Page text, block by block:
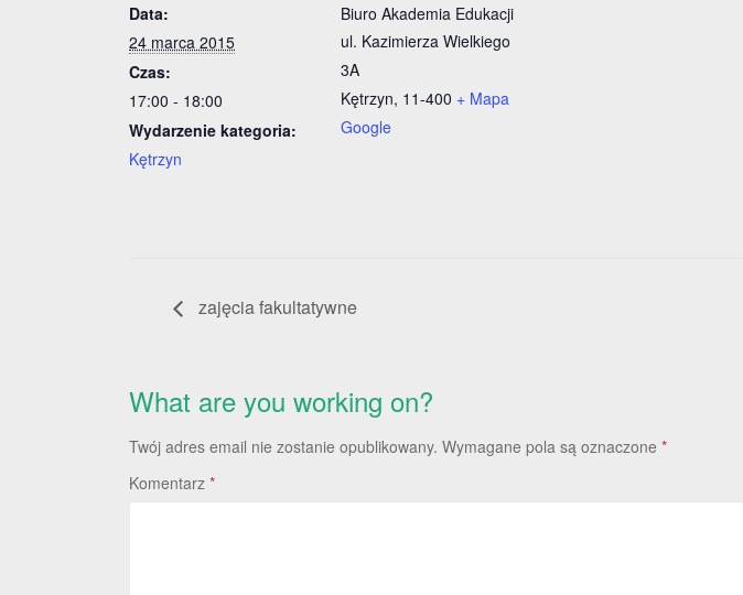
Data:
24 marca 2015
Czas:
17:00 - 18:00
Wydarzenie kategoria:
Kętrzyn
Biuro Akademia Edukacji
ul. Kazimierza Wielkiego
3A
Kętrzyn, 11-400 + Mapa
Google
zajęcia fakultatywne
What are you working on?
Twój adres email nie zostanie opublikowany. Wymagane pola są oznaczone *
Komentarz *